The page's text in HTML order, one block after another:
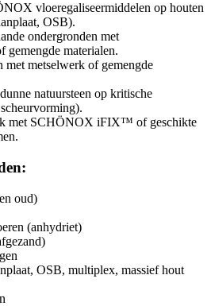
vloeregaliseermiddelen op houten
OSB).
ondergronden met
gemengde materialen.
met metselwerk of gemengde
natuursteen op kritische
met SCHÖNOX iFIX™ of geschikte
oud)
(anhydriet)
OSB, multiplex, massief hout